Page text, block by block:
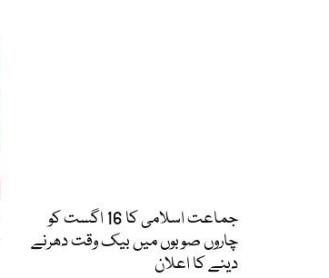
جماعت اسلامی کا 16 اگست کو
چاروں صوبوں میں بیک وقت دھرنے
دینے کا اعلان